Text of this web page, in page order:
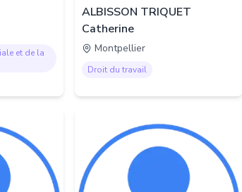
et de la
ALBISSON TRIQUET
Catherine
Montpellier
Droit du travail